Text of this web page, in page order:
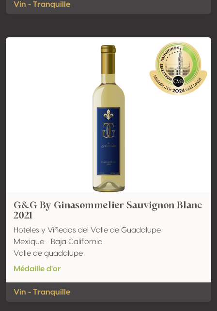
Vin - Tranquille
G&G By Ginasommelier Sauvignon Blanc
2021
Hoteles y Viñedos del Valle de Guadalupe
Mexique - Baja California
Valle de guadalupe
Médaille d'or
Vin - Tranquille